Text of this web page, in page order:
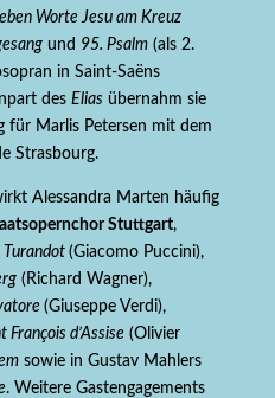
Worte Jesu am Kreuz
und 95. Psalm(als 2.
in Saint-Saëns
des Elias übernahm sie
für Marlis Petersen mit dem
Strasbourg.
Alessandra Marten häufig
Stuttgart,
Turandot (Giacomo Puccini),
(Richard Wagner),
(Giuseppe Verdi),
François d’Assise(Olivier
sowie in Gustav Mahlers
. Weitere Gastengagements